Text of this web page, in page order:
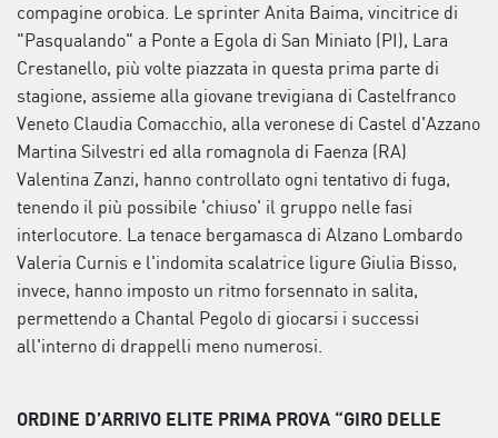
compagine orobica. Le sprinter Anita Baima, vincitrice di
"Pasqualando" a Ponte a Egola di San Miniato (PI), Lara
Crestanello, più volte piazzata in questa prima parte di
stagione, assieme alla giovane trevigiana di Castelfranco
Veneto Claudia Comacchio, alla veronese di Castel d'Azzano
Martina Silvestri ed alla romagnola di Faenza (RA)
Valentina Zanzi, hanno controllato ogni tentativo di fuga,
tenendo il più possibile 'chiuso' il gruppo nelle fasi
interlocutore. La tenace bergamasca di Alzano Lombardo
Valeria Curnis e l'indomita scalatrice ligure Giulia Bisso,
invece, hanno imposto un ritmo forsennato in salita,
permettendo a Chantal Pegolo di giocarsi i successi
all'interno di drappelli meno numerosi.
ORDINE D’ARRIVO ELITE PRIMA PROVA “GIRO DELLE